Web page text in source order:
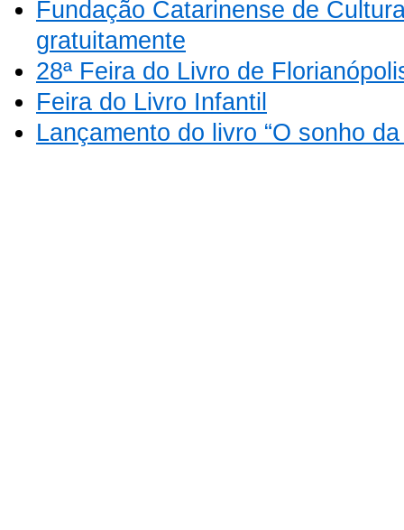
Fundação Catarinense de
gratuitamente
28ª Feira do Livro de
Feira do Livro Infantil
Lançamento do livro “O sonho